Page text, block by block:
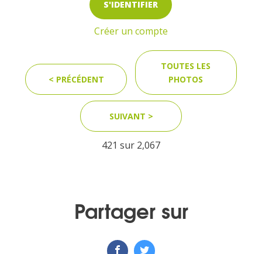
S'IDENTIFIER
Créer un compte
< PRÉCÉDENT
TOUTES LES
PHOTOS
SUIVANT >
421 sur 2,067
Partager sur